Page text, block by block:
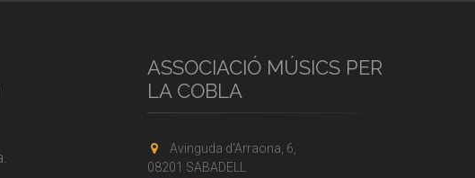
ASSOCIACIÓ MÚSICS PER
LA COBLA
Avinguda d'Arraona, 6,
08201 SABADELL